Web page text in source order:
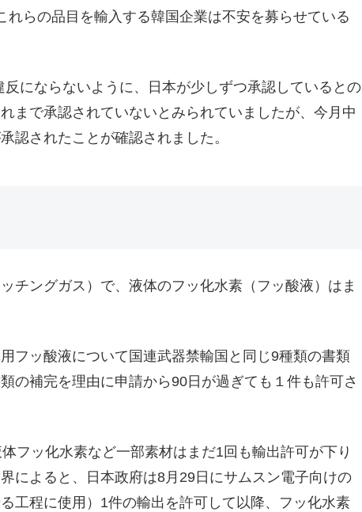
らの品目を輸入する韓国企業は不安を募らせている
にならないように、日本が少しずつ承認しているとの
まで承認されていないとみられていましたが、今月中
認されたことが確認されました。
チングガス）で、液体のフッ化水素（フッ酸液）はま
フッ酸液について国連武器禁輸国と同じ9種類の書類
の補完を理由に申請から90日が過ぎても１件も許可さ
フッ化水素など一部素材はまだ1回も輸出許可が下り
によると、日本政府は8月29日にサムスン電子向けの
工程に使用）1件の輸出を許可して以降、フッ化水素